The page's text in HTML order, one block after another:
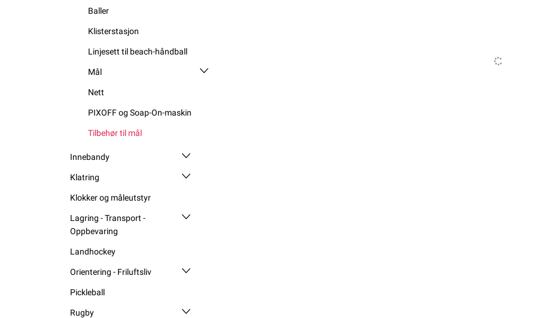
Baller
Klisterstasjon
Linjesett til beach-håndball
Mål
Nett
PIXOFF og Soap-On-maskin
Tilbehør til mål
Innebandy
Klatring
Klokker og måleutstyr
Lagring - Transport -
Oppbevaring
Landhockey
Orientering - Friluftsliv
Pickleball
Rugby